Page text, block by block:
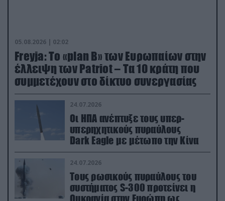
05.08.2026 | 02:02
Freyja: Το «plan Β» των Ευρωπαίων στην
έλλειψη των Patriot – Τα 10 κράτη που
συμμετέχουν στο δίκτυο συνεργασίας
24.07.2026
Οι ΗΠΑ ανέπτυξε τους υπερ-
υπερηχητικούς πυραύλους
Dark Eagle με μέτωπο την Κίνα
24.07.2026
Τους ρωσικούς πυραύλους του
συστήματος S-300 προτείνει η
Ουκρανία στην Ευρώπη ως